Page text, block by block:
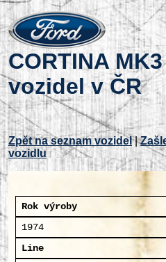
CORTINA
vozidel v ČR
Zpět na seznam vozidel|
vozidlu
Rok výroby
1974
Line